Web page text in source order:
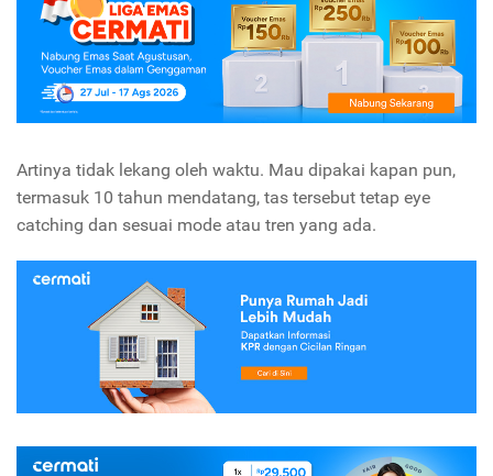
Artinya tidak lekang oleh waktu. Mau dipakai kapan pun,
termasuk 10 tahun mendatang, tas tersebut tetap eye
catching dan sesuai mode atau tren yang ada.